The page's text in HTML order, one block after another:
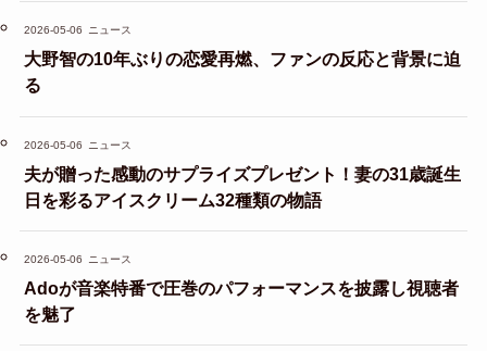
2026-05-06 ニュース
大野智の10年ぶりの恋愛再燃、ファンの反応と背景に迫
る
2026-05-06 ニュース
夫が贈った感動のサプライズプレゼント！妻の31歳誕生
日を彩るアイスクリーム32種類の物語
2026-05-06 ニュース
Adoが音楽特番で圧巻のパフォーマンスを披露し視聴者
を魅了